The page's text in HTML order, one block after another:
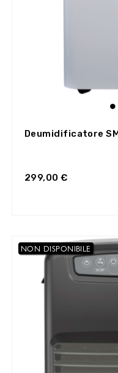
Deumidificatore
299,00 €
NON DISPONIBILE